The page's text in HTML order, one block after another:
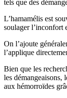
tels que des
L’hamamélis est
soulager l’inconfort
On l’ajoute
l’applique
Bien que les
les démangeaisons,
aux hémorroïdes